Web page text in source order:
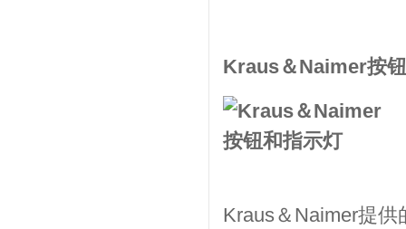
Kraus＆Naimer按
Kraus＆Naimer提